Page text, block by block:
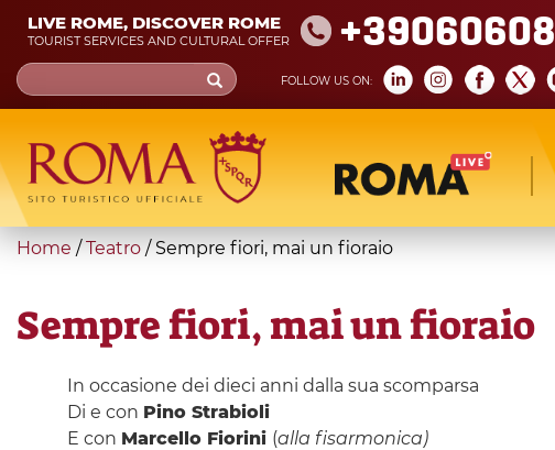
Skip
main
content
LIVE ROME, DISCOVER ROME
TOURIST SERVICES AND CULTURAL OFFER +39060608
FOLLOW US ON:
Search
form
Search
You
here
Home / Teatro / Sempre fiori, mai un fioraio
Sempre fiori, mai un fioraio
In occasione dei dieci anni dalla sua scomparsa
Di e con Pino Strabioli
E con Marcello Fiorini (alla fisarmonica)